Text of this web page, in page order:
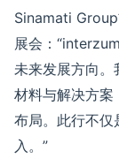
Sinamati Group
展会 ： “
未来发展方向。
材料与解决方案
布局。此行不仅
入。 ”